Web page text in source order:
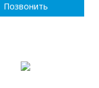
Позвонить